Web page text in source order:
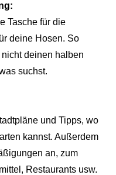
Tasche für die
deine Hosen. So
deinen halben
suchst.
und Tipps, wo
kannst. Außerdem
an, zum
Restaurants usw.